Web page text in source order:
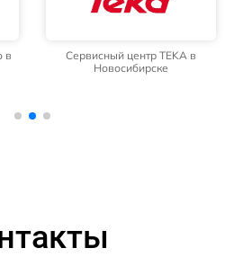
в
Сервисный центр TEKA в
Новосибирске